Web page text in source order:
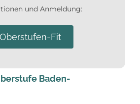
und Anmeldung:
Fit
Baden-